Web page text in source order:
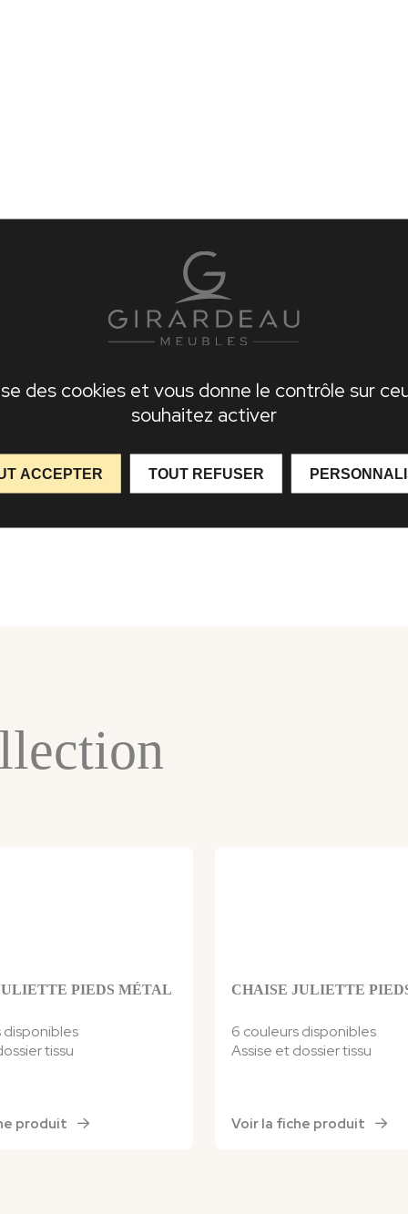
PIEDS MÉTAL
disponibles
tissu
produit
CHAISE JULIETTE
6 couleurs disponibles
Assise et dossier tissu
Voir la fiche produit
des cookies et vous donne le contrôle sur
souhaitez activer
ACCEPTER TOUT REFUSER